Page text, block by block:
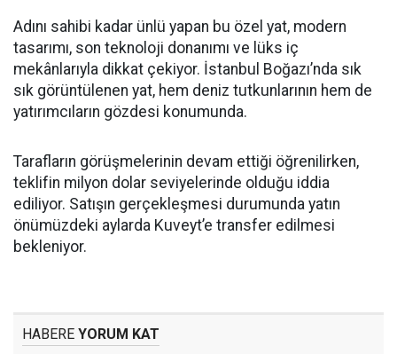
Adını sahibi kadar ünlü yapan bu özel yat, modern
tasarımı, son teknoloji donanımı ve lüks iç
mekânlarıyla dikkat çekiyor. İstanbul Boğazı’nda sık
sık görüntülenen yat, hem deniz tutkunlarının hem de
yatırımcıların gözdesi konumunda.
Tarafların görüşmelerinin devam ettiği öğrenilirken,
teklifin milyon dolar seviyelerinde olduğu iddia
ediliyor. Satışın gerçekleşmesi durumunda yatın
önümüzdeki aylarda Kuveyt’e transfer edilmesi
bekleniyor.
HABERE YORUM KAT